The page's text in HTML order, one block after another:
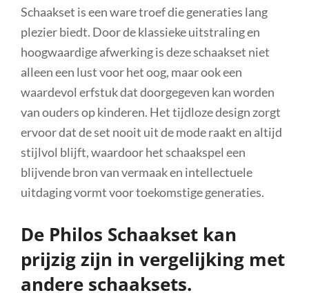
Schaakset is een ware troef die generaties lang
plezier biedt. Door de klassieke uitstraling en
hoogwaardige afwerking is deze schaakset niet
alleen een lust voor het oog, maar ook een
waardevol erfstuk dat doorgegeven kan worden
van ouders op kinderen. Het tijdloze design zorgt
ervoor dat de set nooit uit de mode raakt en altijd
stijlvol blijft, waardoor het schaakspel een
blijvende bron van vermaak en intellectuele
uitdaging vormt voor toekomstige generaties.
De Philos Schaakset kan
prijzig zijn in vergelijking met
andere schaaksets.